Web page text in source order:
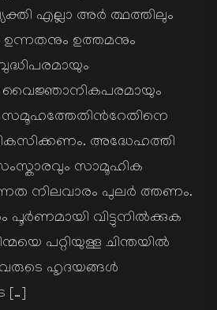
എല്ലാ അര്‍ ത്ഥത്തിലും
ഉത്തമനും
വൈജ്ഞാനികപരമായും
സമൂഹത്തേതിന്‍റേതിനെ
അദ്ധേഹത്തി
സാമൂഹിക
നിലവാരം പുലര്‍ ത്തണം.
പൂര്‍ണമായി വിട്ടുനില്‍ക്കുക
പറ്റിയുള്ള ചിന്തയില്‍
ഹൃദയങ്ങള്‍
[…]